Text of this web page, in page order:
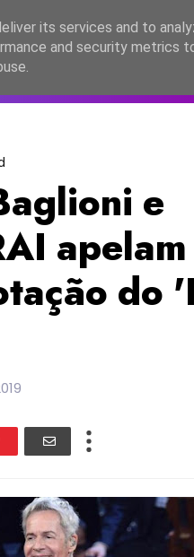
EASC2026
e
do
its services and to
and security metrics